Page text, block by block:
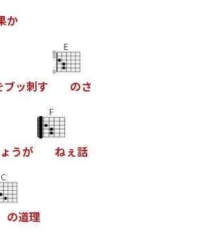
か
ブッ刺す
E
のさ
ょ うが
F
ねぇ話
C
の道理